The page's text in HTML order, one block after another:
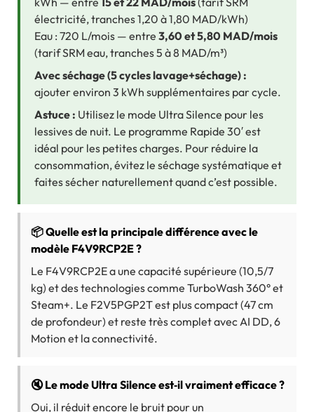
électricité, tranches 1,20 à 1,80 MAD/kWh)
Eau : 720 L/mois — entre 3,60 et 5,80 MAD/mois
(tarif SRM eau, tranches 5 à 8 MAD/m³)
Avec séchage (5 cycles lavage+séchage) :
ajouter environ 3 kWh supplémentaires par cycle.
Astuce : Utilisez le mode Ultra Silence pour les
lessives de nuit. Le programme Rapide 30′ est
idéal pour les petites charges. Pour réduire la
consommation, évitez le séchage systématique et
faites sécher naturellement quand c’est possible.
📦 Quelle est la principale différence avec le
modèle F4V9RCP2E ?
Le F4V9RCP2E a une capacité supérieure (10,5/7
kg) et des technologies comme TurboWash 360° et
Steam+. Le F2V5PGP2T est plus compact (47 cm
de profondeur) et reste très complet avec AI DD, 6
Motion et la connectivité.
🔇 Le mode Ultra Silence est‑il vraiment efficace ?
Oui, il réduit encore le bruit pour un